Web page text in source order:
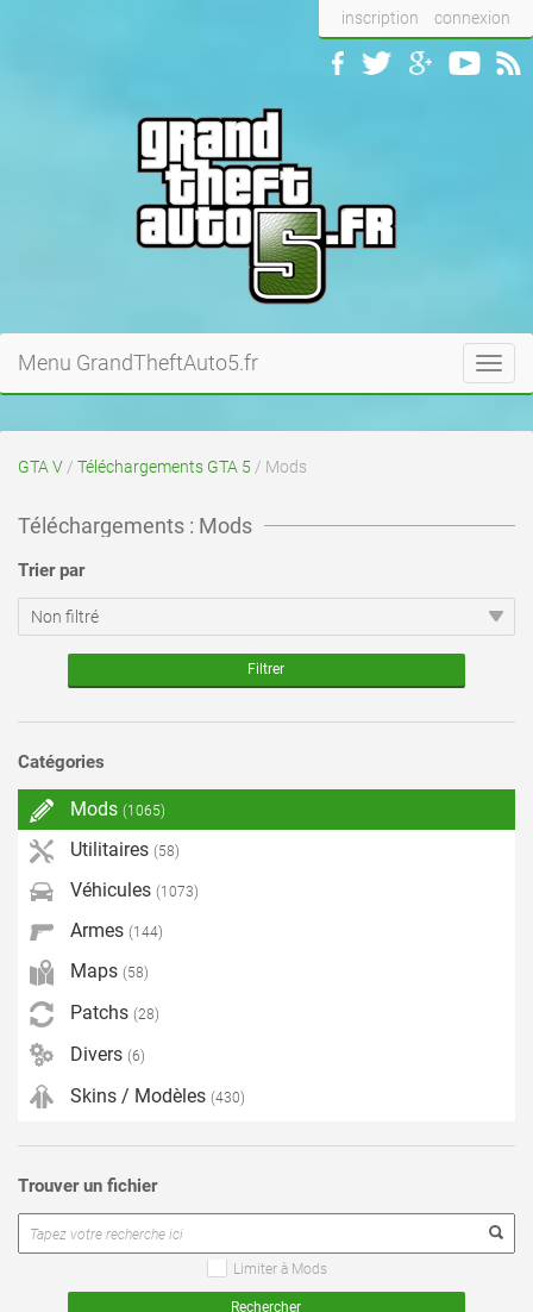
inscription connexion
Menu GrandTheftAuto5.fr
GTA V / Téléchargements GTA 5 / Mods
Téléchargements : Mods
Trier par
Catégories
Mods (1065)
Utilitaires (58)
Véhicules (1073)
Armes (144)
Maps (58)
Patchs (28)
Divers (6)
Skins / Modèles (430)
Trouver un fichier
Limiter à Mods